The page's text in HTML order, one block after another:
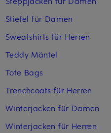
Stiefel für Damen
Sweatshirts für Herren
Teddy Mäntel
Tote Bags
Trenchcoats für Herren
Winterjacken für Damen
Winterjacken für Herren